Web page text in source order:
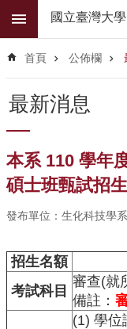
跳到主要內容區塊
階
尋
公
佈
欄
學
系
簡
系
師
資
國立臺灣大
首頁 公佈欄
最新消息
本系 110 學年
碩士班甄試招
發布單位：生化科技學系
招生名額
考試科目
審查(就
備註：
(1) 學位